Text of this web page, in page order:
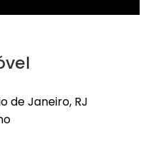
de Janeiro, RJ